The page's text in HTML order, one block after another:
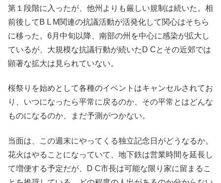
第１段階に入ったが、他州よりも厳しい規制は続いた。相
前後してB L M関連の抗議活動が活発化して関心はそちら
に移った。6月中旬以降、南部の州を中心に感染が拡大し
ているが、大規模な抗議行動が続いたD Cとその近郊では
顕著な拡大は見られていない。
桜祭りを始めとして各種のイベントはキャンセルされてお
り、いつになったら平常に戻るのか、その平常とはどんな
ものになるのか、まだ予測がつかない。
当面は、この週末にやってくる独立記念日がどうなるか。
花火はやることになっていて、地下鉄は営業時間を延長し
て増便する予定だが、D C市長は可能な限り家に留まるこ